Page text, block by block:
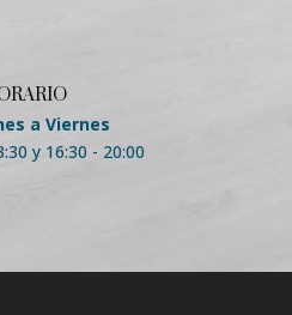
a Viernes
y 16:30 - 20:00